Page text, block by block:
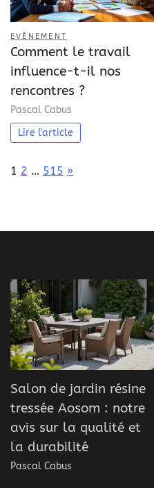
EVÈNEMENT
Comment le travail
influence-t-il nos
rencontres ?
Pascal Cabus
Lire l'article
Page:
1 2 … 515 Next
»
Salon de jardin résine
tressée Aosom : notre
avis sur la qualité et
la durabilité
Pascal Cabus